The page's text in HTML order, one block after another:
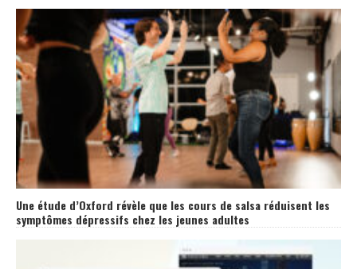
Une étude d’Oxford révèle que les cours de salsa réduisent les
symptômes dépressifs chez les jeunes adultes